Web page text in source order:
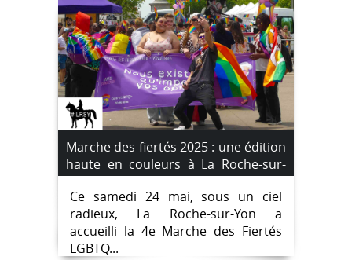
Marche des fiertés 2025 : une édition
haute en couleurs à La Roche-sur-
Yon
Ce samedi 24 mai, sous un ciel
radieux, La Roche-sur-Yon a
accueilli la 4e Marche des Fiertés
LGBTQ...